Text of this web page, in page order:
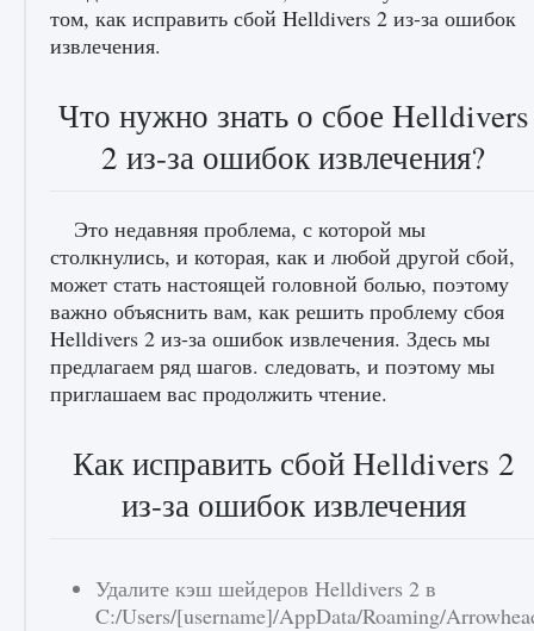
Как разблокировать заклинание Крист в
Creatures of Ava
9 августа 2024 1 393 0 0
9 августа 2024 1 164 0 0
том, как исправить сбой Helldivers 2 из-за ошибок
извлечения.
Что нужно знать о сбое Helldivers
2 из-за ошибок извлечения?
Это недавняя проблема, с которой мы
столкнулись, и которая, как и любой другой сбой,
может стать настоящей головной болью, поэтому
важно объяснить вам, как решить проблему сбоя
Helldivers 2 из-за ошибок извлечения. Здесь мы
предлагаем ряд шагов. следовать, и поэтому мы
приглашаем вас продолжить чтение.
Как исправить сбой Helldivers 2
из-за ошибок извлечения
Удалите кэш шейдеров Helldivers 2 в
C:/Users/[username]/AppData/Roaming/